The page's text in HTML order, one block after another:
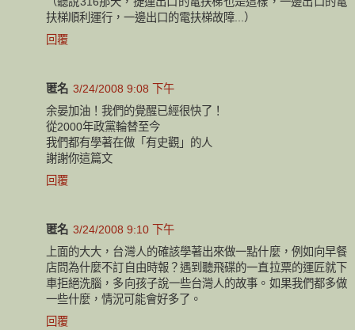
扶梯順利運行，一邊出口的電扶梯故障...）
回覆
匿名 3/24/2008 9:08 下午
余晏加油！我們的覺醒已經很快了！
從2000年政黨輪替至今
我們都有學著在做「有史觀」的人
謝謝你這篇文
回覆
匿名 3/24/2008 9:10 下午
上面的大大，台灣人的確該學著出來做一點什麼，例如向早餐
店問為什麼不訂自由時報？遇到聽飛碟的一直拉票的運匠就下
車拒絕洗腦，多向孩子說一些台灣人的故事。如果我們都多做
一些什麼，情況可能會好多了。
回覆